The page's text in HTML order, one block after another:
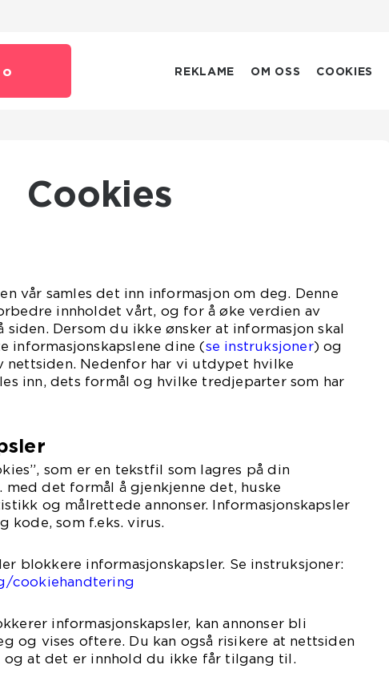
REKLAME OM OSS COOKIES
Cookies
vår samles det inn informasjon om deg. Denne
innholdet vårt, og for å øke verdien av
siden. Dersom du ikke ønsker at informasjon skal
informasjonskapslene dine (se instruksjoner) og
nettsiden. Nedenfor har vi utdypet hvilke
inn, dets formål og hvilke tredjeparter som har
som er en tekstfil som lagres på din
med det formål å gjenkjenne det, huske
og målrettede annonser. Informasjonskapsler
kode, som f.eks. virus.
blokkere informasjonskapsler. Se instruksjoner:
cookiehandtering
informasjonskapsler, kan annonser bli
og vises oftere. Du kan også risikere at nettsiden
at det er innhold du ikke får tilgang til.